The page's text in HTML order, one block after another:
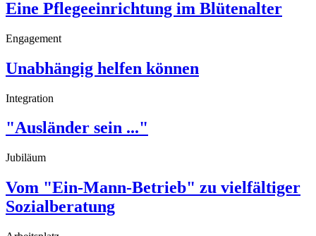
Eine Pflegeeinrichtung im Blütenalter
Engagement
Unabhängig helfen können
Integration
"Ausländer sein ..."
Jubiläum
Vom "Ein-Mann-Betrieb" zu vielfältiger
Sozialberatung